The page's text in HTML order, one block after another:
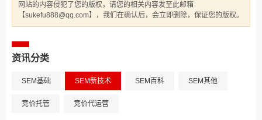
网站的内容侵犯了您的版权，请您的相关内容发至此邮箱
【sukefu888@qq.com】，我们在确认后，会立即删除，保证您的版权。
资讯分类
SEM基础 SEM新技术 SEM百科 SEM其他
竞价托管 竞价代运营